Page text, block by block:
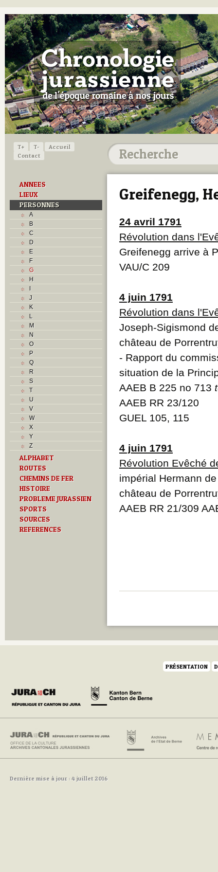
T+ T-
Accueil
Contact
ANNEES
LIEUX
PERSONNES
A
B
C
D
E
F
G
H
I
J
K
L
M
N
O
P
Q
R
S
T
U
V
W
X
Y
Z
ALPHABET
ROUTES
CHEMINS DE FER
HISTOIRE
PROBLEME JURASSIEN
SPORTS
SOURCES
REFERENCES
Greifenegg,
24 avril 1791
Révolution dans
Greifenegg arrive à
VAU/C 209
4 juin 1791
Révolution dans
Joseph-Sigismond
château de
- Rapport du
situation de la
AAEB B 225 no 713
AAEB RR 23/120
GUEL 105, 115
4 juin 1791
Révolution Evêché
impérial Hermann
château de
AAEB RR 21/309
PRÉSENTATION
Dernière mise à jour : 4 juillet 2016